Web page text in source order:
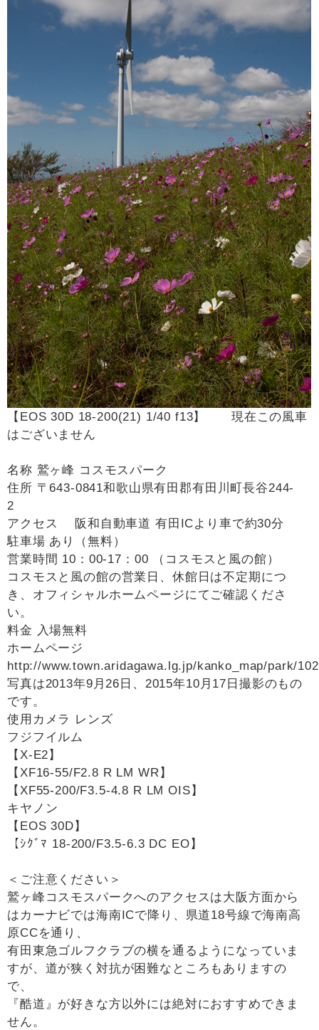
【EOS 30D 18-200(21) 1/40 f13】 現在この風車
はございません
名称 鷲ヶ峰 コスモスパーク
住所 〒643-0841和歌山県有田郡有田川町長谷244-
2
アクセス 阪和自動車道 有田ICより車で約30分
駐車場 あり（無料）
営業時間 10：00-17：00 （コスモスと風の館）
コスモスと風の館の営業日、休館日は不定期につ
き、オフィシャルホームページにてご確認くださ
い。
料金 入場無料
ホームページ
http://www.town.aridagawa.lg.jp/kanko_map/park/
写真は2013年9月26日、2015年10月17日撮影のもの
です。
使用カメラ レンズ
フジフイルム
【X-E2】
【XF16-55/F2.8 R LM WR】
【XF55-200/F3.5-4.8 R LM OIS】
キヤノン
【EOS 30D】
【ｼｸﾞﾏ 18-200/F3.5-6.3 DC EO】
＜ご注意ください＞
鷲ヶ峰コスモスパークへのアクセスは大阪方面から
はカーナビでは海南ICで降り、県道18号線で海南高
原CCを通り、
有田東急ゴルフクラブの横を通るようになっていま
すが、道が狭く対抗が困難なところもありますの
で、
『酷道』が好きな方以外には絶対におすすめできま
せん。